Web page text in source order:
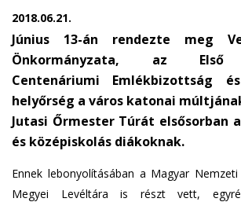
2018.06.21.
Június 13-án rendezte meg
Önkormányzata, az Első
Centenáriumi Emlékbizottság
helyőrség a város katonai
Jutasi Őrmester Túrát elsősorban
és középiskolás diákoknak.
Ennek lebonyolításában a Magyar
Megyei Levéltára is részt vett,